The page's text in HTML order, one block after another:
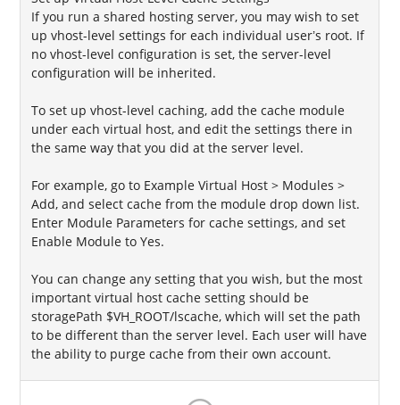
If you run a shared hosting server, you may wish to set
up vhost-level settings for each individual user’s root. If
no vhost-level configuration is set, the server-level
configuration will be inherited.
To set up vhost-level caching, add the cache module
under each virtual host, and edit the settings there in
the same way that you did at the server level.
For example, go to Example Virtual Host > Modules >
Add, and select cache from the module drop down list.
Enter Module Parameters for cache settings, and set
Enable Module to Yes.
You can change any setting that you wish, but the most
important virtual host cache setting should be
storagePath $VH_ROOT/lscache, which will set the path
to be different than the server level. Each user will have
the ability to purge cache from their own account.